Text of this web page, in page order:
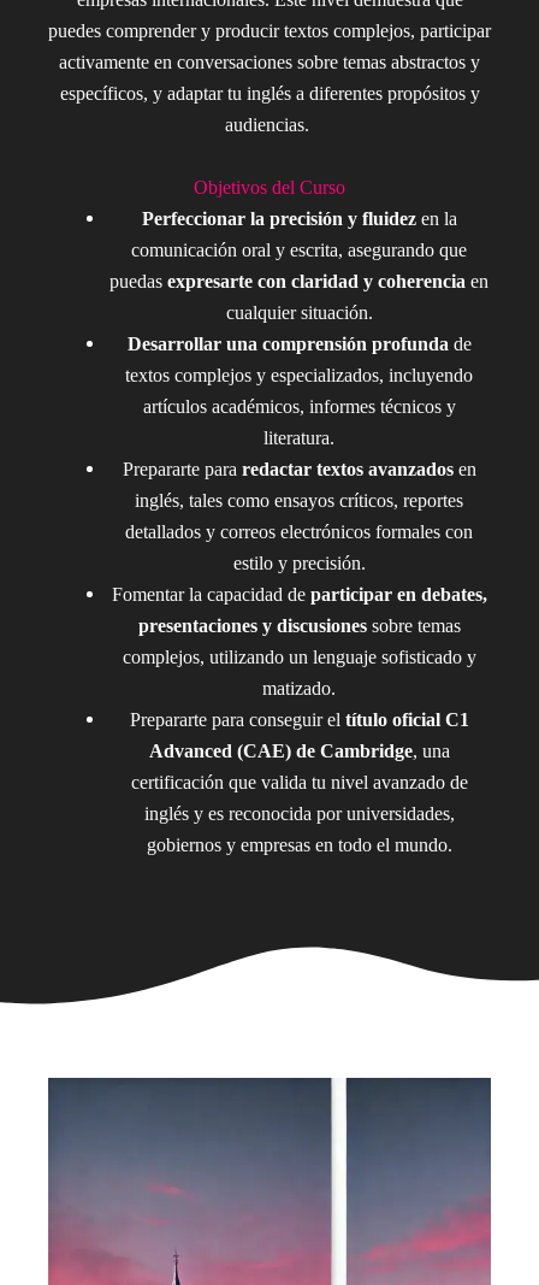
puedes comprender y producir textos complejos, participar
activamente en conversaciones sobre temas abstractos y
específicos, y adaptar tu inglés a diferentes propósitos y
audiencias.
Objetivos del Curso
Perfeccionar la precisión y fluidezen la
comunicación oral y escrita, asegurando que
puedasexpresarte con claridad y coherencia en
cualquier situación.
Desarrollar una comprensión profundade
textos complejos y especializados, incluyendo
artículos académicos, informes técnicos y
literatura.
Prepararte para redactar textos avanzadosen
inglés, tales como ensayos críticos, reportes
detallados y correos electrónicos formales con
estilo y precisión.
Fomentar la capacidad de participar en debates,
presentaciones y discusionessobre temas
complejos, utilizando un lenguaje sofisticado y
matizado.
Prepararte para conseguir el título oficial C1
Advanced (CAE) de Cambridge, una
certificación que valida tu nivel avanzado de
inglés y es reconocida por universidades,
gobiernos y empresas en todo el mundo.